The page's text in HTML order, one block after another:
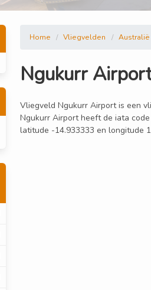
Home Vliegvelden Australië
Ngukurr
Vliegveld Ngukurr Airport is een
Ngukurr Airport heeft de iata
latitude -14.933333 en longitude